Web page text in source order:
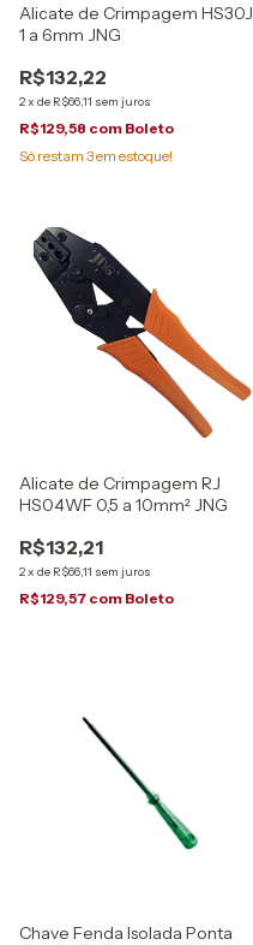
Alicate de Crimpagem HS30J
1 a 6mm JNG
R$132,22
2x de R$66,11 sem juros
R$129,58 com Boleto
Só restam 3em estoque!
Alicate de Crimpagem RJ
HS04WF 0,5 a 10mm² JNG
R$132,21
2x de R$66,11 sem juros
R$129,57 com Boleto
Chave Fenda Isolada Ponta